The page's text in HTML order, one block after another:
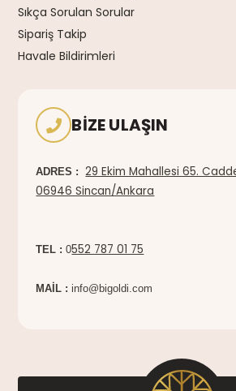
Sıkça Sorulan Sorular
Sipariş Takip
Havale Bildirimleri
BIZE ULAŞIN
ADRES :
29 Ekim Mahallesi 65.
06946 Sincan/Ankara
TEL : 0552 787 01 75
MAİL :info@bigoldi.com